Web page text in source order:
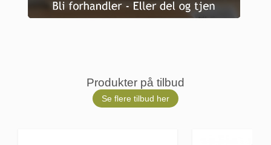
Produkter på tilbud
Se flere tilbud her